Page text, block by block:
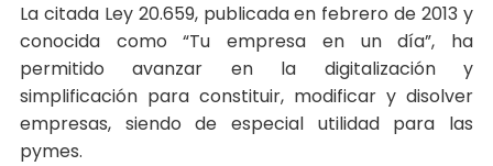
La citada Ley 20.659, publicada en febrero de 2013 y
conocida como “Tu empresa en un día”, ha
permitido avanzar en la digitalización y
simplificación para constituir, modificar y disolver
empresas, siendo de especial utilidad para las
pymes.